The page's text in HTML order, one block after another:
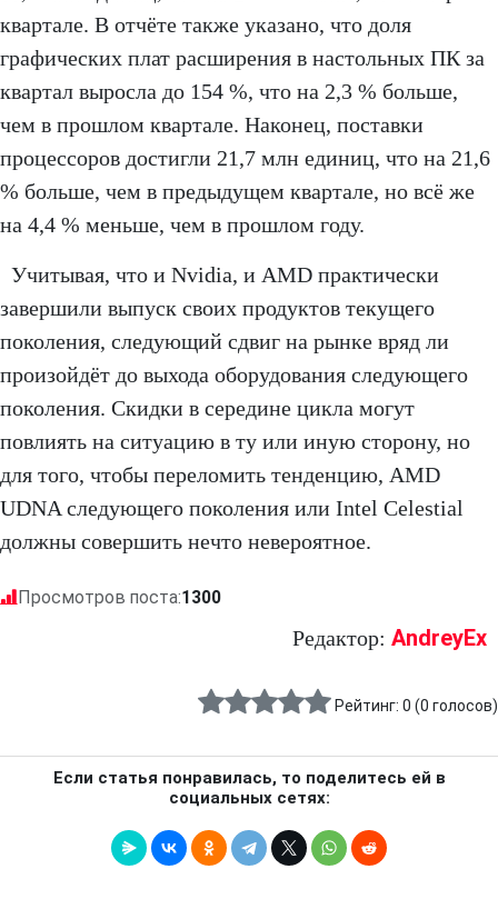
квартале. В отчёте также указано, что доля
графических плат расширения в настольных ПК за
квартал выросла до 154 %, что на 2,3 % больше,
чем в прошлом квартале. Наконец, поставки
процессоров достигли 21,7 млн единиц, что на 21,6
% больше, чем в предыдущем квартале, но всё же
на 4,4 % меньше, чем в прошлом году.
Учитывая, что и Nvidia, и AMD практически
завершили выпуск своих продуктов текущего
поколения, следующий сдвиг на рынке вряд ли
произойдёт до выхода оборудования следующего
поколения. Скидки в середине цикла могут
повлиять на ситуацию в ту или иную сторону, но
для того, чтобы переломить тенденцию, AMD
UDNA следующего поколения или Intel Celestial
должны совершить нечто невероятное.
Просмотров поста:1300
Редактор: AndreyEx
Рейтинг: 0 (0 голосов)
Если статья понравилась, то поделитесь ей в
социальных сетях: